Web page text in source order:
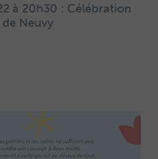
à 20h30 : Célébration
de Neuvy